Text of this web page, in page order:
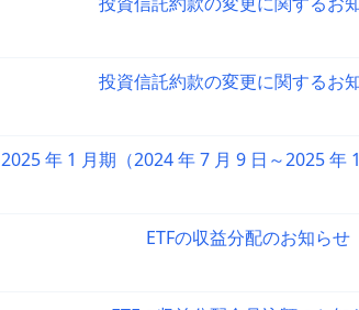
投資信託約款の変更に関するお
2025 年 1 月期（2024 年 7 月 9 日～2025 年
ETFの収益分配のお知らせ